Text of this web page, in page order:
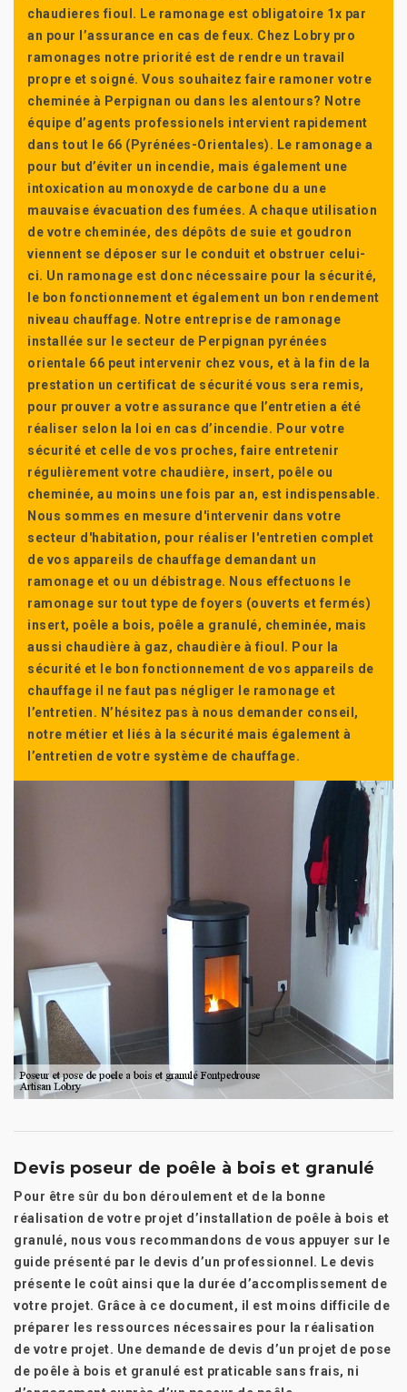
chaudieres fioul. Le ramonage est obligatoire 1x par
an pour l’assurance en cas de feux. Chez Lobry pro
ramonages notre priorité est de rendre un travail
propre et soigné. Vous souhaitez faire ramoner votre
cheminée à Perpignan ou dans les alentours? Notre
équipe d’agents professionels intervient rapidement
dans tout le 66 (Pyrénées-Orientales). Le ramonage a
pour but d’éviter un incendie, mais également une
intoxication au monoxyde de carbone du a une
mauvaise évacuation des fumées. A chaque utilisation
de votre cheminée, des dépôts de suie et goudron
viennent se déposer sur le conduit et obstruer celui-
ci. Un ramonage est donc nécessaire pour la sécurité,
le bon fonctionnement et également un bon rendement
niveau chauffage. Notre entreprise de ramonage
installée sur le secteur de Perpignan pyrénées
orientale 66 peut intervenir chez vous, et à la fin de la
prestation un certificat de sécurité vous sera remis,
pour prouver a votre assurance que l’entretien a été
réaliser selon la loi en cas d’incendie. Pour votre
sécurité et celle de vos proches, faire entretenir
régulièrement votre chaudière, insert, poêle ou
cheminée, au moins une fois par an, est indispensable.
Nous sommes en mesure d'intervenir dans votre
secteur d'habitation, pour réaliser l'entretien complet
de vos appareils de chauffage demandant un
ramonage et ou un débistrage. Nous effectuons le
ramonage sur tout type de foyers (ouverts et fermés)
insert, poêle a bois, poêle a granulé, cheminée, mais
aussi chaudière à gaz, chaudière à fioul. Pour la
sécurité et le bon fonctionnement de vos appareils de
chauffage il ne faut pas négliger le ramonage et
l’entretien. N’hésitez pas à nous demander conseil,
notre métier et liés à la sécurité mais également à
l’entretien de votre système de chauffage.
Devis poseur de poêle à bois et granulé
Pour être sûr du bon déroulement et de la bonne
réalisation de votre projet d’installation de poêle à bois et
granulé, nous vous recommandons de vous appuyer sur le
guide présenté par le devis d’un professionnel. Le devis
présente le coût ainsi que la durée d’accomplissement de
votre projet. Grâce à ce document, il est moins difficile de
préparer les ressources nécessaires pour la réalisation
de votre projet. Une demande de devis d’un projet de pose
de poêle à bois et granulé est praticable sans frais, ni